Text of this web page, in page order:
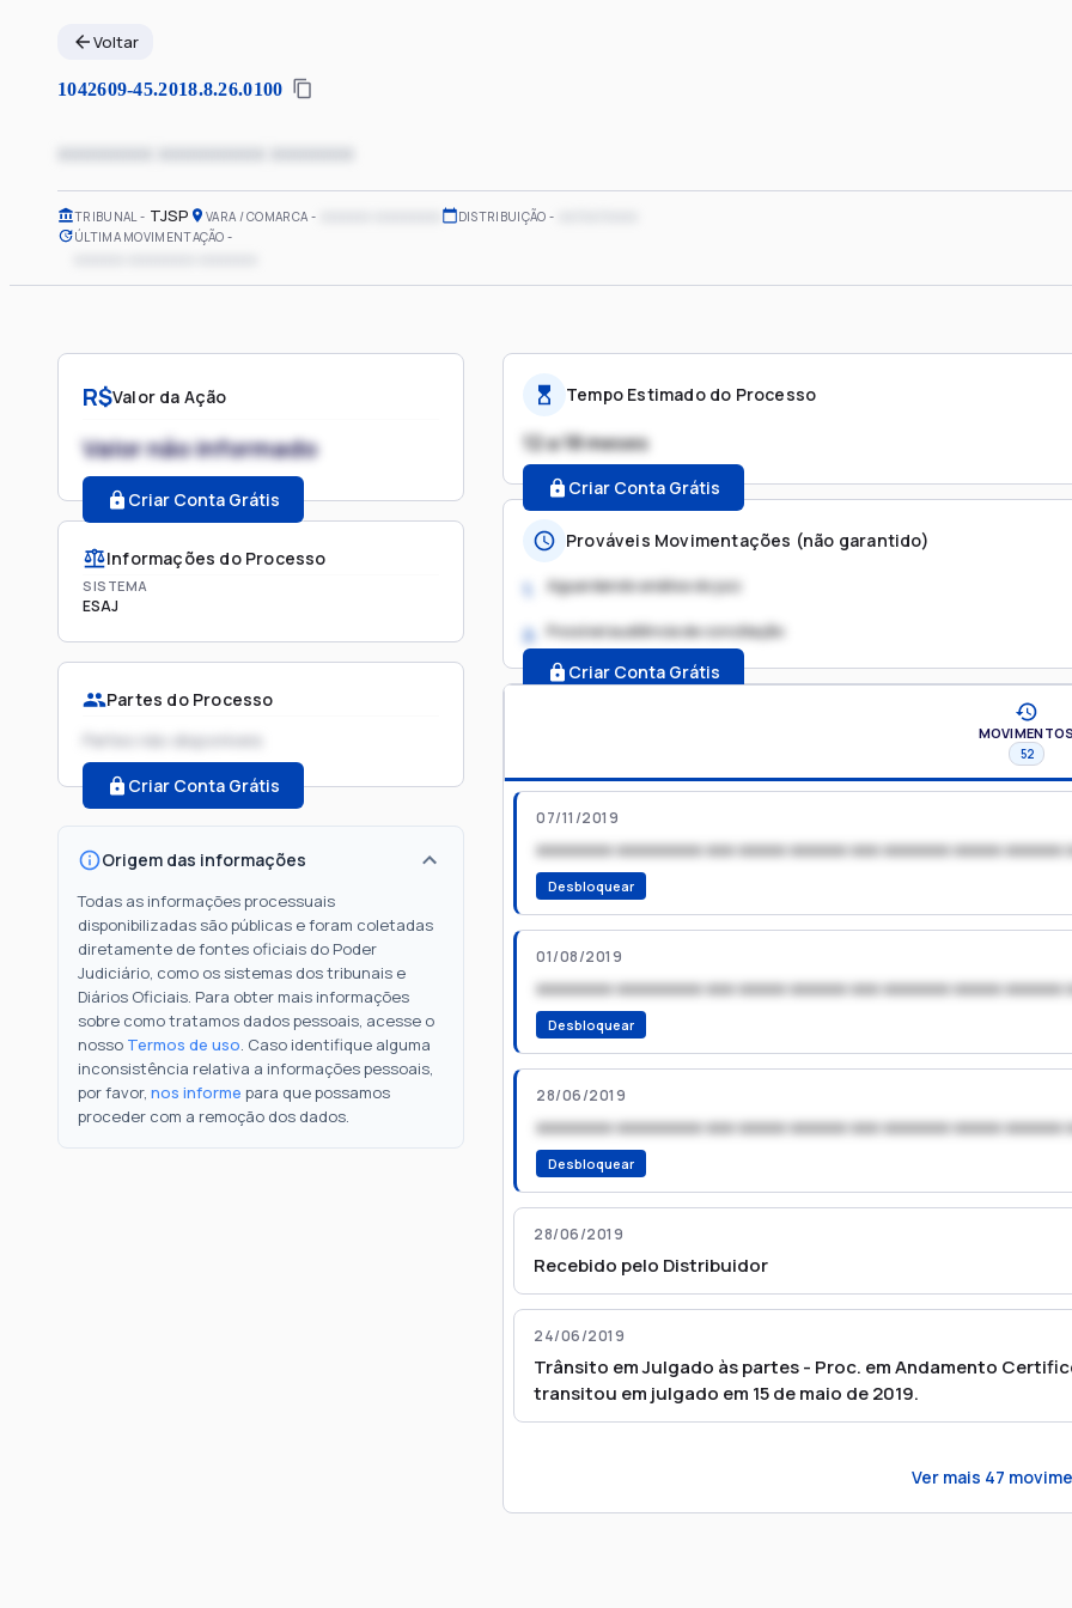
Voltar
1042609-45.2018.8.26.0100
xxxxxxxx xxxxxxxxx xxxxxxx
TRIBUNAL TJSP VARA / COMARCA DISTRIBUIÇÃO
ÚLTIMA MOVIMENTAÇÃO
R$Valor da Ação
Valor não informado
Criar Conta Grátis
Informações do Processo
SISTEMA
ESAJ
Partes do Processo
Partes não disponíveis
Criar Conta Grátis
Origem das informações
Todas as informações processuais
disponibilizadas são públicas e foram coletadas
diretamente de fontes oficiais do Poder
Judiciário, como os sistemas dos tribunais e
Diários Oficiais. Para obter mais informações
sobre como tratamos dados pessoais, acesse o
nosso Termos de uso. Caso identifique alguma
inconsistência relativa a informações pessoais,
por favor, nos informe para que possamos
proceder com a remoção dos dados.
Tempo Estimado do Processo
12 a 18 meses
Criar Conta Grátis
Prováveis Movimentações (não garantido)
1. Aguardando análise do juiz
2. Possível audiência de conciliação
Criar Conta Grátis
MOVIMENTOS
52
07/11/2019
xxxxxxxx xxxxxxxxx xxx xxxxx xxxxxx xxx xxxxxxx xxxxx xxxxxx
Desbloquear
01/08/2019
xxxxxxxx xxxxxxxxx xxx xxxxx xxxxxx xxx xxxxxxx xxxxx xxxxxx
Desbloquear
28/06/2019
xxxxxxxx xxxxxxxxx xxx xxxxx xxxxxx xxx xxxxxxx xxxxx xxxxxx
Desbloquear
28/06/2019
Recebido pelo Distribuidor
24/06/2019
Trânsito em Julgado às partes - Proc. em Andamento
transitou em julgado em 15 de maio de 2019.
Ver mais 47